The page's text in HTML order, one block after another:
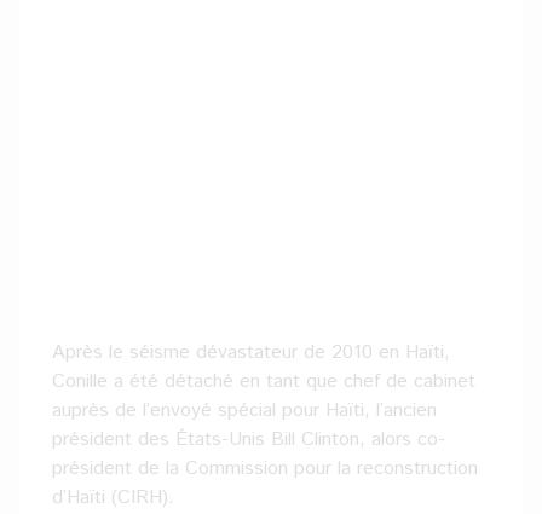
Après le séisme dévastateur de 2010 en Haïti,
Conille a été détaché en tant que chef de cabinet
auprès de l’envoyé spécial pour Haïti, l’ancien
président des États-Unis Bill Clinton, alors co-
président de la Commission pour la reconstruction
d’Haïti (CIRH).